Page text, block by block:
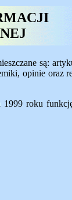
są:
opinie oraz
roku